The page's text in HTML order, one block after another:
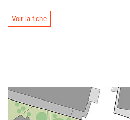
Voir la fiche